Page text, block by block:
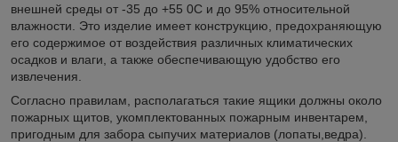
внешней среды от -35 до +55 0С и до 95% относительной
влажности. Это изделие имеет конструкцию, предохраняющую
его содержимое от воздействия различных климатических
осадков и влаги, а также обеспечивающую удобство его
извлечения.
Согласно правилам, располагаться такие ящики должны около
пожарных щитов, укомплектованных пожарным инвентарем,
пригодным для забора сыпучих материалов (лопаты,ведра).